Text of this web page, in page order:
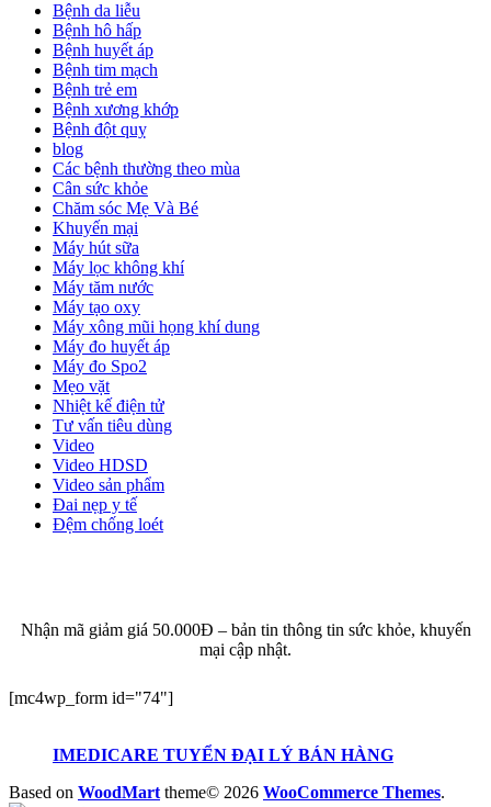
Bệnh da liễu
Bệnh hô hấp
Bệnh huyết áp
Bệnh tim mạch
Bệnh trẻ em
Bệnh xương khớp
Bệnh đột quỵ
blog
Các bệnh thường theo mùa
Cân sức khỏe
Chăm sóc Mẹ Và Bé
Khuyến mại
Máy hút sữa
Máy lọc không khí
Máy tăm nước
Máy tạo oxy
Máy xông mũi họng khí dung
Máy đo huyết áp
Máy đo Spo2
Mẹo vặt
Nhiệt kế điện tử
Tư vấn tiêu dùng
Video
Video HDSD
Video sản phẩm
Đai nẹp y tế
Đệm chống loét
Nhận mã giảm giá 50.000Đ – bản tin thông tin sức khỏe, khuyến
mại cập nhật.
[mc4wp_form id="74"]
IMEDICARE TUYỂN ĐẠI LÝ BÁN HÀNG
Based on WoodMarttheme© 2026 WooCommerce Themes.